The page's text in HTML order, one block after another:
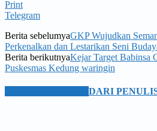
Print
Telegram
Berita sebelumyaGKP Wujudkan
Perkenalkan dan Lestarikan Seni
Berita berikutnyaKejar Target Babinsa
Puskesmas Kedung waringin
DARI